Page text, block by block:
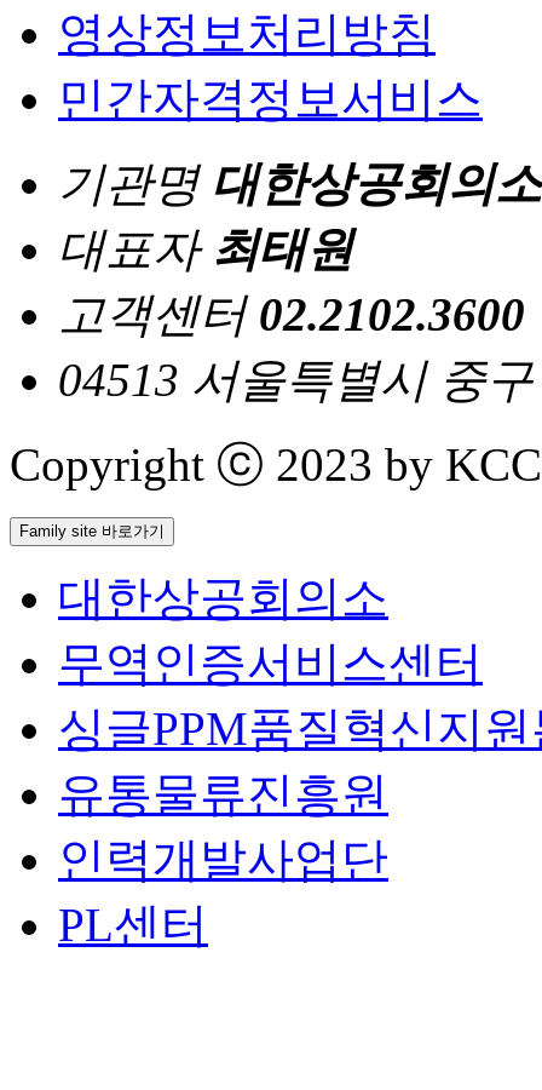
영상정보처리방침
민간자격정보서비스
기관명 대한상공회의소
대표자 최태원
고객센터 02.2102.3600
04513 서울특별시 중
Copyright ⓒ 2023 by
Family site 바로가기
대한상공회의소
무역인증서비스센터
싱글PPM품질혁신지
유통물류진흥원
인력개발사업단
PL센터